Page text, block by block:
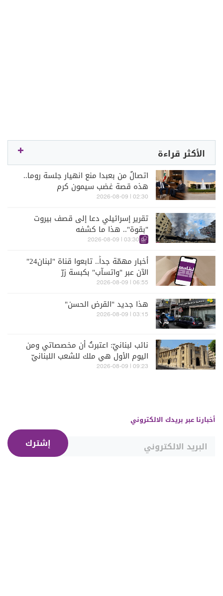
الأكثر قراءة
اتصالٌ من بعبدا منع انهيار جلسة روما..
هذه قصة غضب سيمون كرم
02:30 | 2026-08-09
تقرير إسرائيلي دعا إلى قصف بيروت
"بقوة".. هذا ما كشفه
03:30 | 2026-08-09
أخبار مهمّة جداً.. تابعوا قناة "لبنان24"
الآن عبر "واتسآب" بكبسة زرّ
06:55 | 2026-08-09
هذا جديد "القرض الحسن"
03:15 | 2026-08-09
نائب لبنانيّ: اعتبرتُ أن مخصصاتي ومن
اليوم الأول هي ملك للشعب اللبنانيّ
09:23 | 2026-08-09
أخبارنا عبر بريدك الالكتروني
إشترك